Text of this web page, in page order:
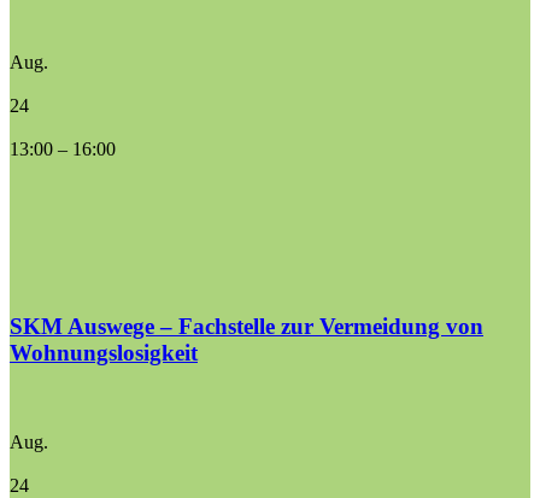
Aug.
24
13:00 – 16:00
SKM Auswege – Fachstelle zur Vermeidung von
Wohnungslosigkeit
Aug.
24